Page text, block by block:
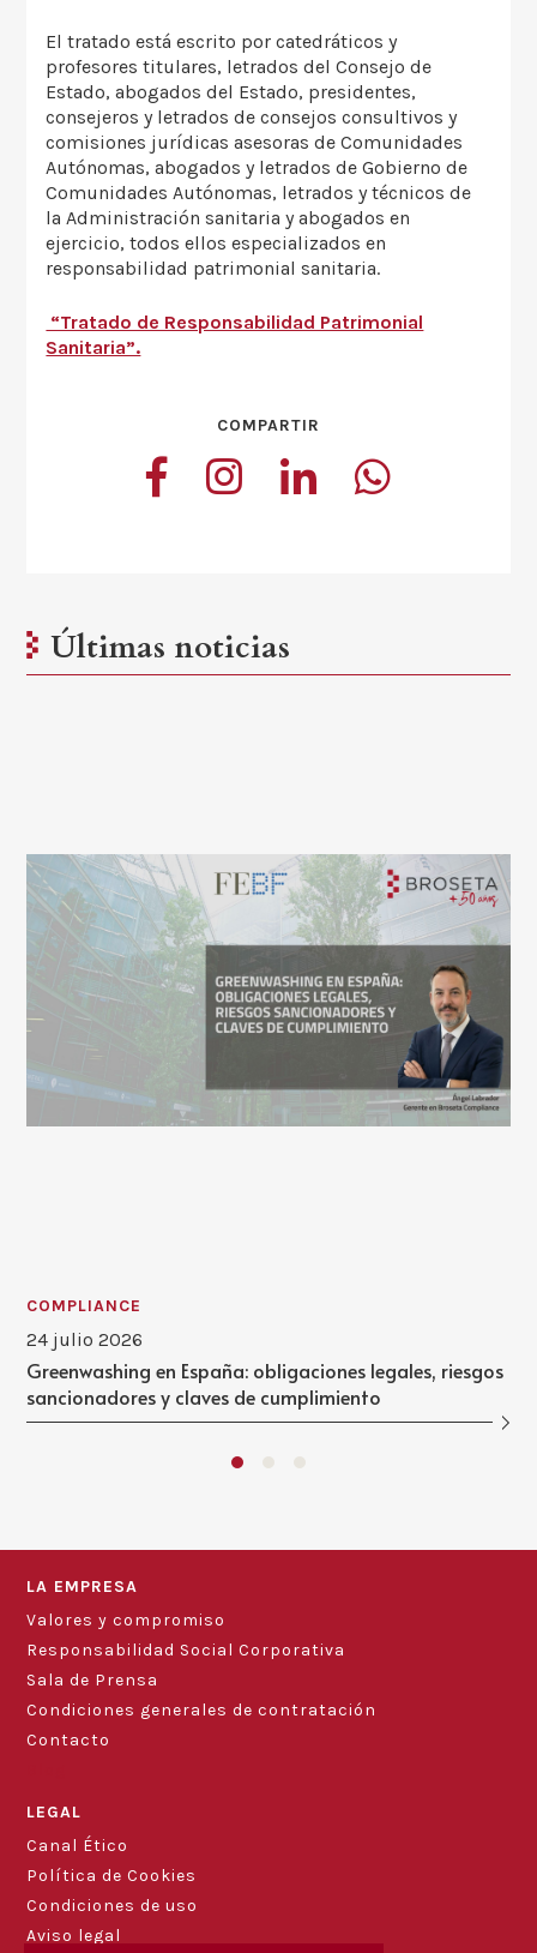
El tratado está escrito por catedráticos y
profesores titulares, letrados del Consejo de
Estado, abogados del Estado, presidentes,
consejeros y letrados de consejos consultivos y
comisiones jurídicas asesoras de Comunidades
Autónomas, abogados y letrados de Gobierno de
Comunidades Autónomas, letrados y técnicos de
la Administración sanitaria y abogados en
ejercicio, todos ellos especializados en
responsabilidad patrimonial sanitaria.
“Tratado de Responsabilidad Patrimonial
Sanitaria”.
COMPARTIR
Últimas noticias
COMPLIANCE
24 julio 2026
Greenwashing en España: obligaciones legales, riesgos
sancionadores y claves de cumplimiento
LA EMPRESA
Valores y compromiso
Responsabilidad Social Corporativa
Sala de Prensa
Condiciones generales de contratación
Contacto
LEGAL
Canal Ético
Política de Cookies
Condiciones de uso
Aviso legal